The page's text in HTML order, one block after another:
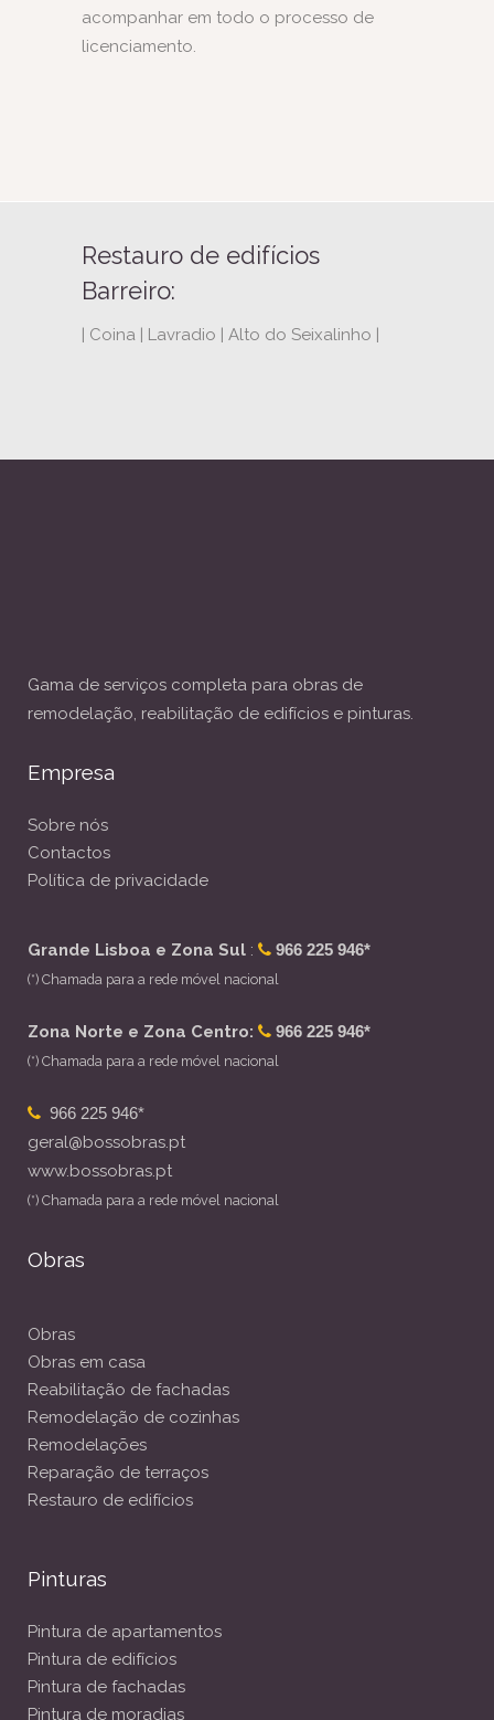
acompanhar em todo o processo de
licenciamento.
Restauro de edifícios
Barreiro:
| Coina | Lavradio | Alto do Seixalinho |
Gama de serviços completa para obras de
remodelação, reabilitação de edifícios e pinturas.
Empresa
Sobre nós
Contactos
Política de privacidade
Grande Lisboa e Zona Sul : 966 225 946*
(*) Chamada para a rede móvel nacional
Zona Norte e Zona Centro: 966 225 946*
(*) Chamada para a rede móvel nacional
966 225 946*
geral@bossobras.pt
www.bossobras.pt
(*) Chamada para a rede móvel nacional
Obras
Obras
Obras em casa
Reabilitação de fachadas
Remodelação de cozinhas
Remodelações
Reparação de terraços
Restauro de edifícios
Pinturas
Pintura de apartamentos
Pintura de edifícios
Pintura de fachadas
Pintura de moradias